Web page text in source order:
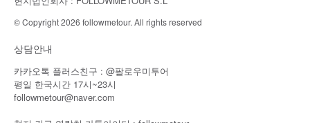
© Copyright 2026 followmetour. All rights reserved
상담안내
카카오톡 플러스친구 : @팔로우미투어
평일 한국시간 17시~23시
followmetour@naver.com